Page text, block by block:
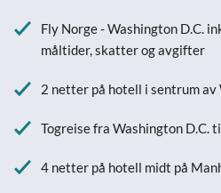
Fly Norge - Washington D.C.
måltider, skatter og avgifter
2 netter på hotell i sentrum av
Togreise fra Washington D.C.
4 netter på hotell midt på